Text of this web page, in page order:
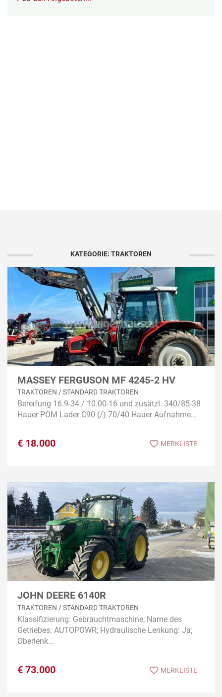
KATEGORIE: TRAKTOREN
MASSEY FERGUSON MF 4245-2 HV
TRAKTOREN / STANDARD TRAKTOREN
Bereifung 16.9-34 / 10.00-16 und zusätzl. 340/85-38
Hauer POM Lader C90 (/) 70/40 Hauer Aufnahme...
€ 18.000 MERKLISTE
JOHN DEERE 6140R
TRAKTOREN / STANDARD TRAKTOREN
Klassifizierung: Gebrauchtmaschine; Name des
Getriebes: AUTOPOWR; Hydraulische Lenkung: Ja;
Oberlenk...
€ 73.000 MERKLISTE